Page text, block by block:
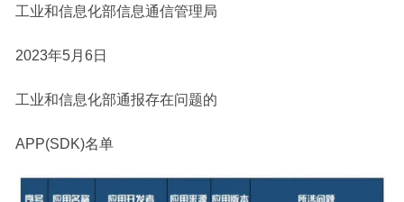
工业和信息化部信息通信管理局
2023年5月6日
工业和信息化部通报存在问题的
APP(SDK)名单